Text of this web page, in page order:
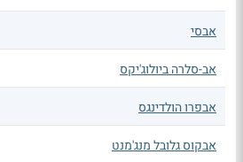
אבסי
אב-סלרה ביולוג'יקס
אבפרו הולדינגס
אבקוס גלובל מנג'מנט